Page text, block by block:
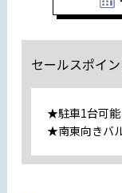
セールスポイ
★駐車1台可能
★南東向きバ